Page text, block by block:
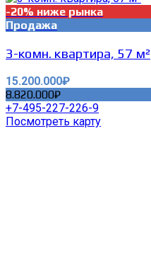
-20% ниже рынка
Продажа
3-комн. квартира, 57 м²
15.200.000₽
8.820.000₽
+7-495-227-226-9
Посмотреть карту